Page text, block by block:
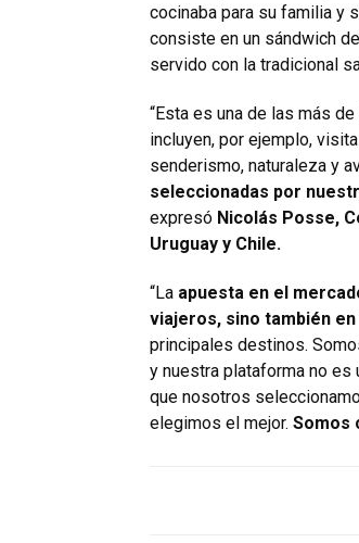
cocinaba para su familia y
consiste en un sándwich
servido con la tradicional
“Esta es una de las más de
incluyen, por ejemplo,
senderismo, naturaleza y
seleccionadas por
expresó Nicolás Posse,
Uruguay y Chile.
“La apuesta en el
viajeros, sino también
principales destinos.
y nuestra plataforma no es
que nosotros
elegimos el mejor. Somos